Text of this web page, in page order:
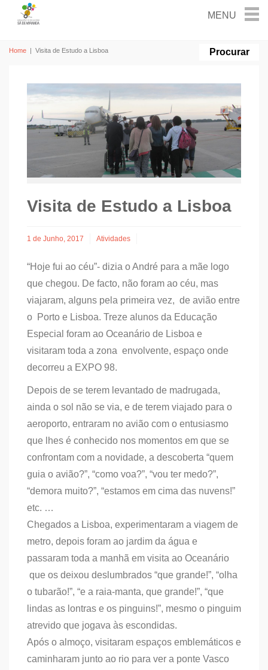
Home | Visita de Estudo a Lisboa
Visita de Estudo a Lisboa
1 de Junho, 2017 Atividades
“Hoje fui ao céu”- dizia o André para a mãe logo
que chegou. De facto, não foram ao céu, mas
viajaram, alguns pela primeira vez, de avião entre
o Porto e Lisboa. Treze alunos da Educação
Especial foram ao Oceanário de Lisboa e
visitaram toda a zona envolvente, espaço onde
decorreu a EXPO 98.
Depois de se terem levantado de madrugada,
ainda o sol não se via, e de terem viajado para o
aeroporto, entraram no avião com o entusiasmo
que lhes é conhecido nos momentos em que se
confrontam com a novidade, a descoberta “quem
guia o avião?”, “como voa?”, “vou ter medo?”,
“demora muito?”, “estamos em cima das nuvens!”
etc. …
Chegados a Lisboa, experimentaram a viagem de
metro, depois foram ao jardim da água e
passaram toda a manhã em visita ao Oceanário
que os deixou deslumbrados “que grande!”, “olha
o tubarão!”, “e a raia-manta, que grande!”, “que
lindas as lontras e os pinguins!”, mesmo o pinguim
atrevido que jogava às escondidas.
Após o almoço, visitaram espaços emblemáticos e
caminharam junto ao rio para ver a ponte Vasco